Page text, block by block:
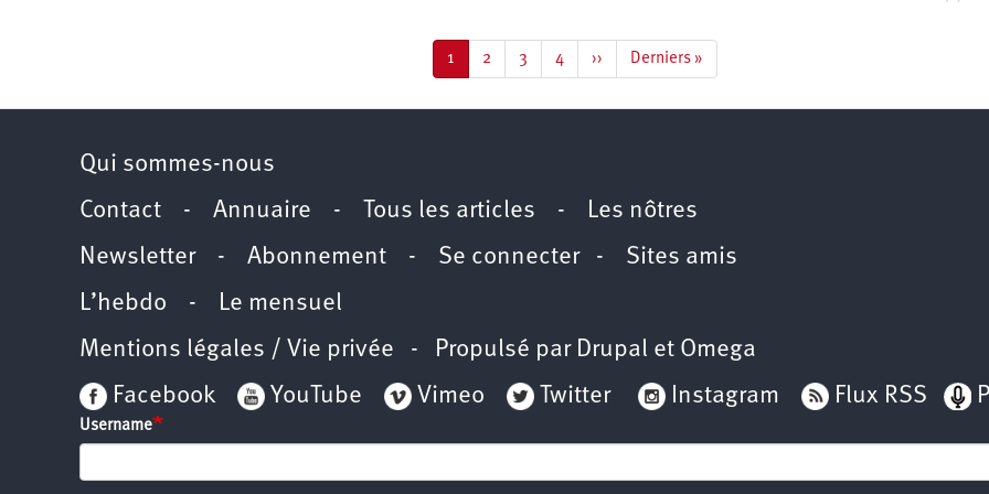
Page
courante
1 Page
2 Page
3 Page
4
Page
suivante
››
Dernière
page
Derniers »
Qui sommes-nous
Contact - Annuaire - Tous les articles - Les nôtres
Newsletter- Abonnement - Se connecter- Sites amis
L’hebdo - Le mensuel
Mentions légales / Vie privée - Propulsé par Drupal et Omega
Facebook
YouTube Vimeo Twitter Instagram Flux RSS
Username